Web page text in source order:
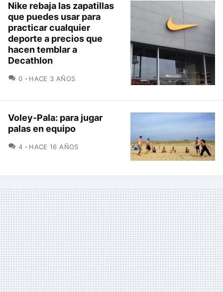
Nike rebaja las zapatillas
que puedes usar para
practicar cualquier
deporte a precios que
hacen temblar a
Decathlon
0 COMENTARIOS
HACE 3 AÑOS
Voley-Pala: para jugar
palas en equipo
4 COMENTARIOS
HACE 16 AÑOS